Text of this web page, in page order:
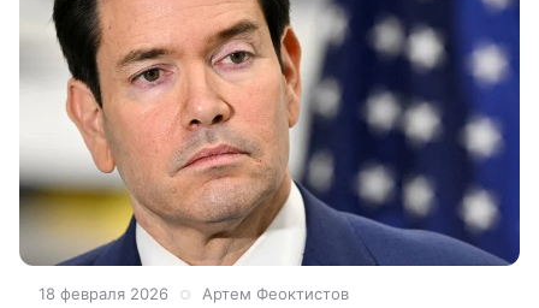
18 февраля 2026 Артем Феоктистов